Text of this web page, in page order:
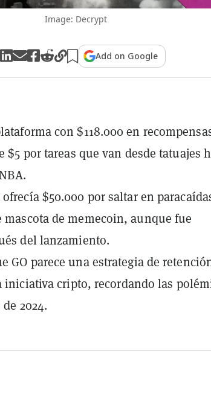
Image: Decrypt
Add on Google
con $118.000 en
$5 por tareas que van desde tatuajes
$50.000 por saltar en
de memecoin, aunque fue
del lanzamiento.
GO parece una estrategia de
iniciativa cripto, recordando las
2024.